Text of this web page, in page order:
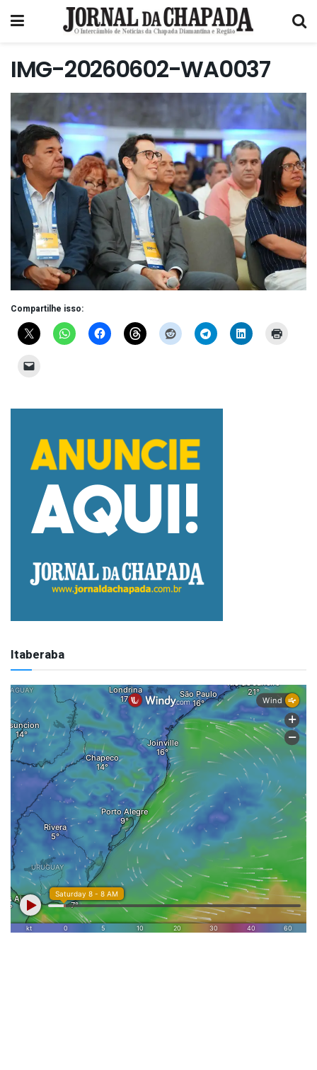
IMG-20260602-WA0037
Compartilhe isso:
Itaberaba